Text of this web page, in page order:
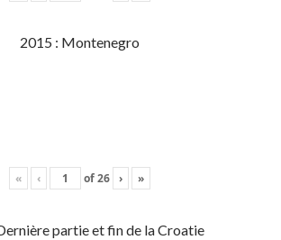
2015 : Montenegro
« ‹ of26 › »
partie et fin de la Croatie